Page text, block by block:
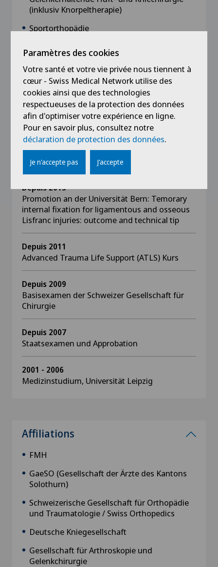
(inklusiv Knorpeltherapie)
Sportorthopädie
Meniskus- und Kreuzbandverletzungen
Korrektur von Fehlstellungen
Formation
Depuis 2016
Eidgenössischer Facharzttitel für Orthopädie
und Traumatologie des Bewegungsapparates
Depuis 2015
Promotion an der Universität Bern: Temorary
internal fixation for ligamentous and osseous
Lisfranc injuries: outcome and technical tip
Depuis 2011
Advanced Trauma Life Support (ATLS) Kurs
Depuis 2009
Basisexamen der Schweizer Gesellschaft für
Chirurgie
Depuis 2007
Staatsexamen und Approbation
2001 - 2006
Medizinstudium, Universität Leipzig
Affiliations
FMH
GaeSO (Gesellschaft der Ärzte des Kantons
Solothurn)
Schweizerische Gesellschaft für Orthopädie
und Traumatologie / Swiss Orthopedics
Deutsche Kniegesellschaft
Gesellschaft für Arthroskopie und
Gelenkchirurgie
Paramètres des cookies
Votre santé et votre vie privée nous tiennent à
cœur - Swiss Medical Network utilise des
cookies ainsi que des technologies
respectueuses de la protection des données
afin d'optimiser votre expérience en ligne.
Pour en savoir plus, consultez notre
déclaration de protection des données.
Je n'accepte pas J'accepte